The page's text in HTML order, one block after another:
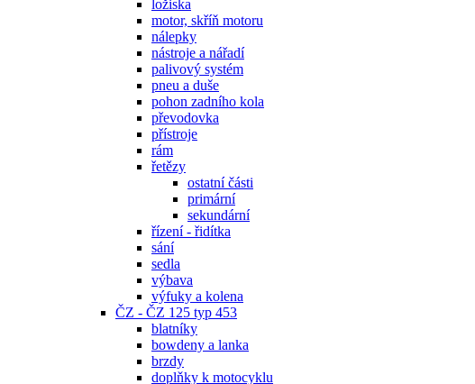
ložiska
motor, skříň motoru
nálepky
nástroje a nářadí
palivový systém
pneu a duše
pohon zadního kola
převodovka
přístroje
rám
řetězy
ostatní části
primární
sekundární
řízení - řidítka
sání
sedla
výbava
výfuky a kolena
ČZ - ČZ 125 typ 453
blatníky
bowdeny a lanka
brzdy
doplňky k motocyklu